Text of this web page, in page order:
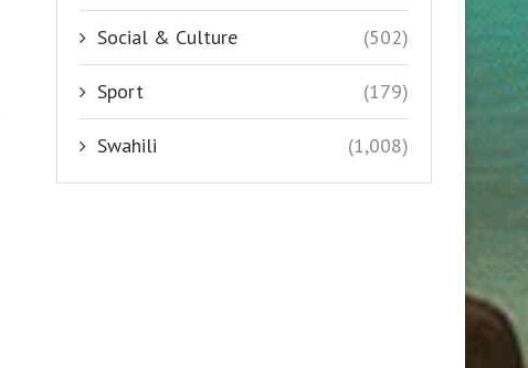
Social & Culture (502)
Sport (179)
Swahili (1,008)